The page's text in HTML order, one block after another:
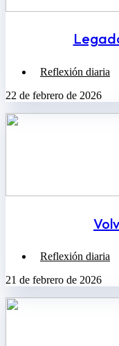
Reflexión diaria
22 de febrero de 2026
Reflexión diaria
21 de febrero de 2026